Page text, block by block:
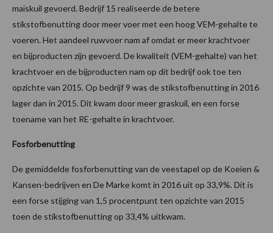
maïskuil gevoerd. Bedrijf 15 realiseerde de betere
stikstofbenutting door meer voer met een hoog VEM-gehalte te
voeren. Het aandeel ruwvoer nam af omdat er meer krachtvoer
en bijproducten zijn gevoerd. De kwaliteit (VEM-gehalte) van het
krachtvoer en de bijproducten nam op dit bedrijf ook toe ten
opzichte van 2015. Op bedrijf 9 was de stikstofbenutting in 2016
lager dan in 2015. Dit kwam door meer graskuil, en een forse
toename van het RE-gehalte in krachtvoer.
Fosforbenutting
De gemiddelde fosforbenutting van de veestapel op de Koeien &
Kansen-bedrijven en De Marke komt in 2016 uit op 33,9%. Dit is
een forse stijging van 1,5 procentpunt ten opzichte van 2015
toen de stikstofbenutting op 33,4% uitkwam.